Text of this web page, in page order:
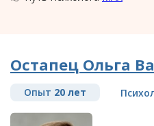
Остапец Ольга
Опыт 20 лет